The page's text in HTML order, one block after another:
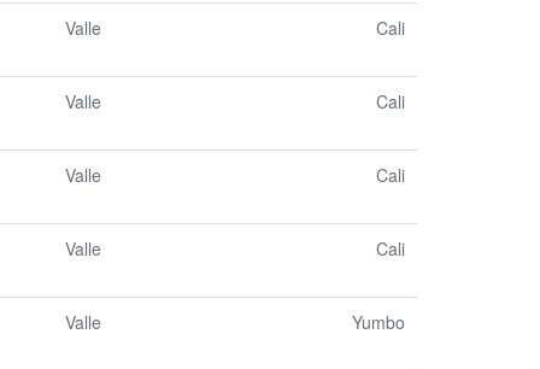
Valle Cali
Valle Cali
Valle Cali
Valle Cali
Valle Yumbo